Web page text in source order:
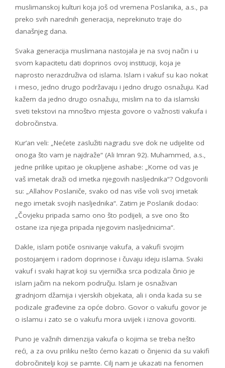
muslimanskoj kulturi koja još od vremena Poslanika, a.s., pa
preko svih narednih generacija, neprekinuto traje do
današnjeg dana.
Svaka generacija muslimana nastojala je na svoj način i u
svom kapacitetu dati doprinos ovoj instituciji, koja je
naprosto nerazdruživa od islama. Islam i vakuf su kao nokat
i meso, jedno drugo podržavaju i jedno drugo osnažuju. Kad
kažem da jedno drugo osnažuju, mislim na to da islamski
sveti tekstovi na mnoštvo mjesta govore o važnosti vakufa i
dobročinstva.
Kur’an veli: „Nećete zaslužiti nagradu sve dok ne udijelite od
onoga što vam je najdraže“ (Ali Imran 92). Muhammed, a.s.,
jedne prilike upitao je okupljene ashabe: „Kome od vas je
vaš imetak draži od imetka njegovih nasljednika“? Odgovorili
su: „Allahov Poslaniče, svako od nas više voli svoj imetak
nego imetak svojih nasljednika“. Zatim je Poslanik dodao:
„Čovjeku pripada samo ono što podijeli, a sve ono što
ostane iza njega pripada njegovim nasljednicima“.
Dakle, islam potiče osnivanje vakufa, a vakufi svojim
postojanjem i radom doprinose i čuvaju ideju islama. Svaki
vakuf i svaki hajrat koji su vjernička srca podizala činio je
islam jačim na nekom području. Islam je osnaživan
gradnjom džamija i vjerskih objekata, ali i onda kada su se
podizale građevine za opće dobro. Govor o vakufu govor je
o islamu i zato se o vakufu mora uvijek i iznova govoriti.
Puno je važnih dimenzija vakufa o kojima se treba nešto
reći, a za ovu priliku nešto ćemo kazati o činjenici da su vakifi
dobročinitelji koji se pamte. Cilj nam je ukazati na fenomen